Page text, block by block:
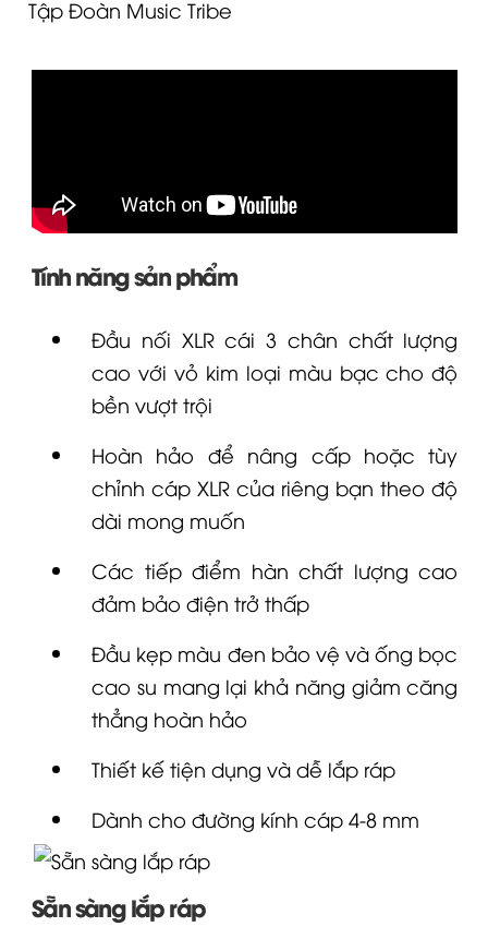
Tập Đoàn Music Tribe
Tính năng sản phẩm
Đầu nối XLRcái 3 chân chất lượng
cao với vỏ kim loại màu bạc cho độ
bền vượt trội
Hoàn hảo để nâng cấp hoặc tùy
chỉnh cáp XLR của riêng bạn theo độ
dài mong muốn
Các tiếp điểm hàn chất lượng cao
đảm bảo điện trở thấp
Đầu kẹp màu đen bảo vệ và ống bọc
cao su mang lại khả năng giảm căng
thẳng hoàn hảo
Thiết kế tiện dụng và dễ lắp ráp
Dành cho đường kính cáp 4-8 mm
Sẵn sàng lắp ráp